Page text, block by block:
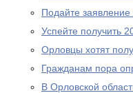
Подайте
Успейте получить
Орловцы хотят
Гражданам пора
В Орловской